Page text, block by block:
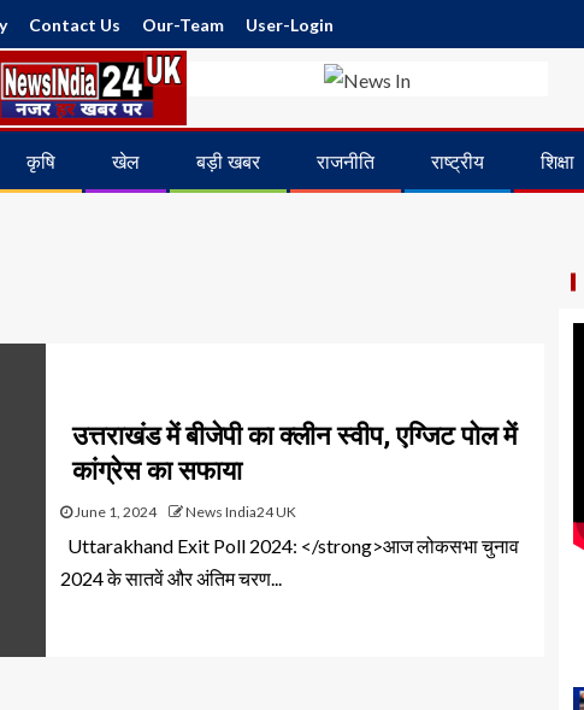
Contact Us Our-Team User-Login
कृषि खेल बड़ी खबर राजनीति राष्ट्रीय शिक्षा
उत्तराखंड में बीजेपी का क्लीन स्वीप, एग्जिट पोल में
कांग्रेस का सफाया
June 1, 2024 News India24 UK
Uttarakhand Exit Poll 2024: </strong>आज लोकसभा चुनाव
2024 के सातवें और अंतिम चरण...